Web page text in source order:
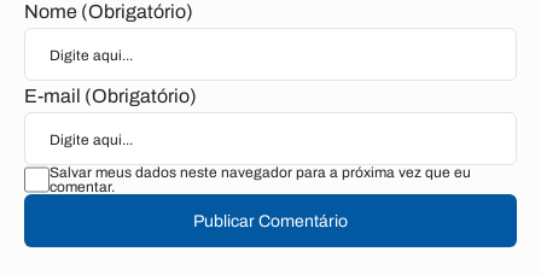
Nome (Obrigatório)
E-mail (Obrigatório)
Salvar meus dados neste navegador para a próxima vez que eu
comentar.
Publicar Comentário